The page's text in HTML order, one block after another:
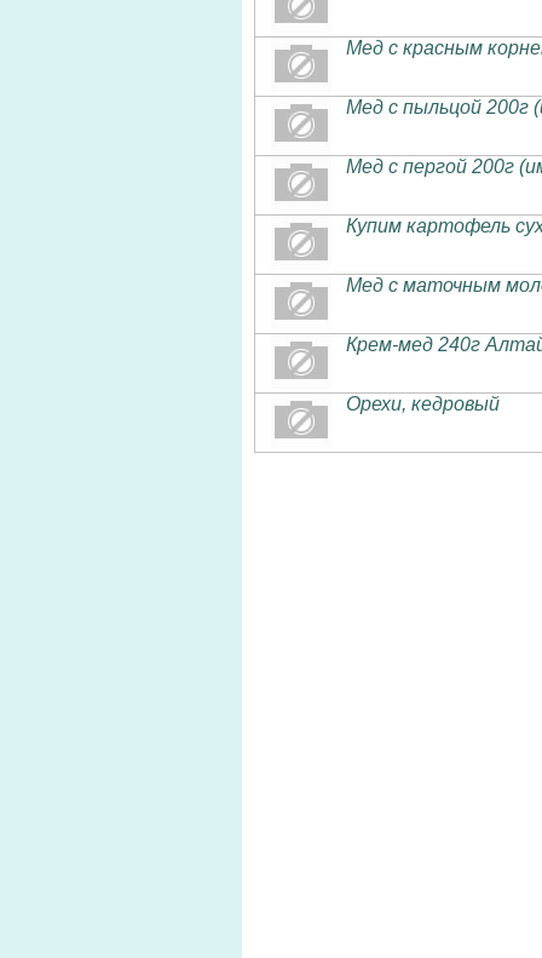
Мед с красным
Мед с пыльцой 200г
Мед с пергой 200г
Купим картофель
Мед с маточным
Крем-мед 240г
Орехи, кедровый